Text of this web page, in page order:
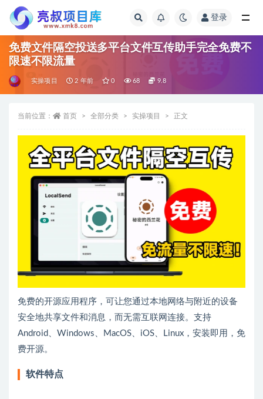
登录
免费文件隔空投送多平台文件互传助手完全免费不
限速不限流量
实操项目 2 年前 0 68 9.8
当前位置： 首页 全部分类 实操项目 正文
免费的开源应用程序，可让您通过本地网络与附近的设备
安全地共享文件和消息，而无需互联网连接。支持
Android、Windows、MacOS、iOS、Linux，安装即用，免
费开源。
软件特点